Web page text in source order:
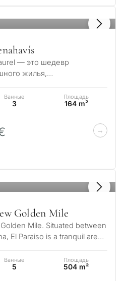
— это шедевр
жилья,
Ванные
3
Площадь
164 m²
Golden Mile
Mile. Situated between
El Paraiso is a tranquil area
Ванные
5
Площадь
504 m²